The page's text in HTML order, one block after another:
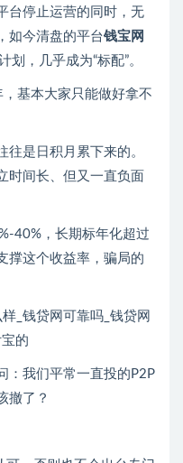
台停止运营的同时，无
如今清盘的平台钱宝网
划，几乎成为“标配”。
基本大家只能做好拿不
是日积月累下来的。
时间长、但又一直负面
40%，长期标年化超过
撑这个收益率，骗局的
：我们平常一直投的P2P
撤了？